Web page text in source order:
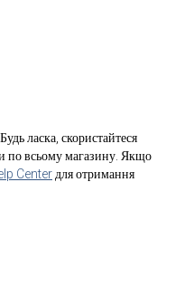
ласка, скористайтеся
по всьому магазину. Якщо
Center для отримання